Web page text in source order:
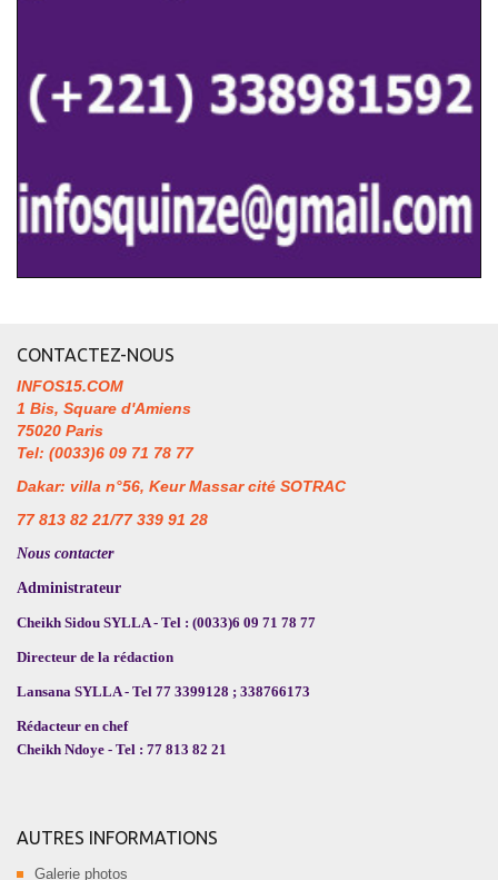
CONTACTEZ-NOUS
INFOS15.COM
1 Bis, Square d'Amiens
75020 Paris
Tel: (0033)6 09 71 78 77
Dakar: villa n°56, Keur Massar cité SOTRAC
77 813 82 21/77 339 91 28
Nous contacter
Administrateur
Cheikh Sidou SYLLA - Tel : (0033)6 09 71 78 77
Directeur de la rédaction
Lansana SYLLA - Tel 77 3399128 ; 338766173
Rédacteur en chef
Cheikh Ndoye - Tel : 77 813 82 21
AUTRES INFORMATIONS
Galerie photos